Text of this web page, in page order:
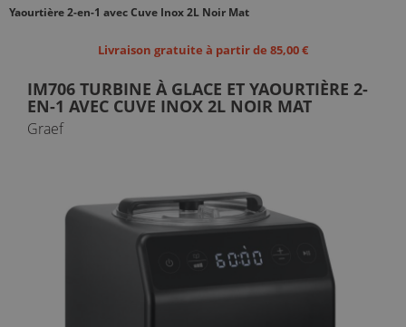
Yaourtière 2-en-1 avec Cuve Inox 2L Noir Mat
Livraison gratuite à partir de 85,00 €
IM706 TURBINE À GLACE ET YAOURTIÈRE 2-
EN-1 AVEC CUVE INOX 2L NOIR MAT
Graef